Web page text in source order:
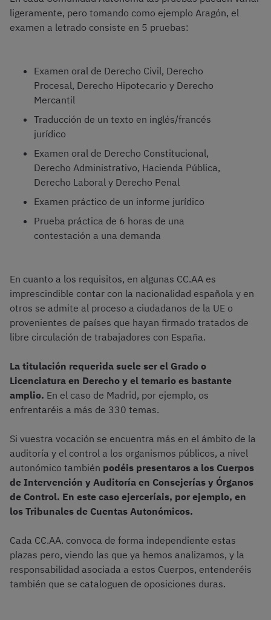
ligeramente, pero tomando como ejemplo Aragón, el
examen a letrado consiste en 5 pruebas:
Examen oral de Derecho Civil, Derecho
Procesal, Derecho Hipotecario y Derecho
Mercantil
Traducción de un texto en inglés/francés
jurídico
Examen oral de Derecho Constitucional,
Derecho Administrativo, Hacienda Pública,
Derecho Laboral y Derecho Penal
Examen práctico de un informe jurídico
Prueba práctica de 6 horas de una
contestación a una demanda
En cuanto a los requisitos, en algunas CC.AA es
imprescindible contar con la nacionalidad española y en
otros se admite al proceso a ciudadanos de la UE o
provenientes de países que hayan firmado tratados de
libre circulación de trabajadores con España.
La titulación requerida suele ser el Grado o
Licenciatura en Derecho y el temario es bastante
amplio. En el caso de Madrid, por ejemplo, os
enfrentaréis a más de 330 temas.
Si vuestra vocación se encuentra más en el ámbito de la
auditoría y el control a los organismos públicos, a nivel
autonómico también podéis presentaros a los Cuerpos
de Intervención y Auditoría en Consejerías y Órganos
de Control. En este caso ejerceríais, por ejemplo, en
los Tribunales de Cuentas Autonómicos.
Cada CC.AA. convoca de forma independiente estas
plazas pero, viendo las que ya hemos analizamos, y la
responsabilidad asociada a estos Cuerpos, entenderéis
también que se cataloguen de oposiciones duras.